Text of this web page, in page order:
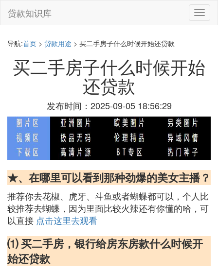
切
换
贷款知识库
导航:首页 > 贷款用途 > 买二手房子什么时候开始还贷款
买二手房子什么时候开始
还贷款
发布时间：2025-09-05 18:56:29
★、在哪里可以看到那种劲爆的美女主播？
推荐你去花椒、虎牙、斗鱼或者蝴蝶都可以，个人比
较推荐去蝴蝶，因为里面比较火辣还有你懂的哈，可
以直接 点击这里去观看
⑴ 买二手房，银行给房东房款什么时候开
始还贷款